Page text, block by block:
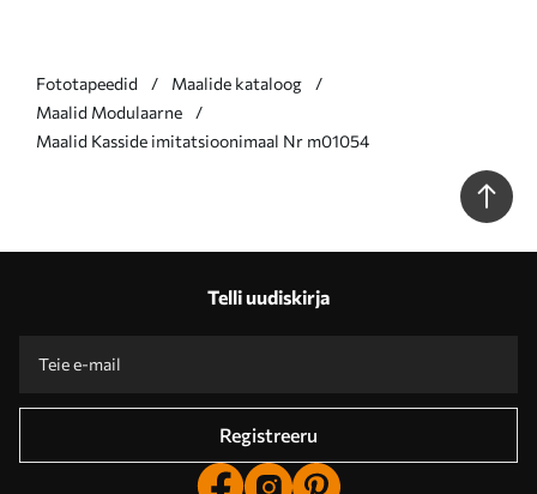
Fototapeedid
Maalide kataloog
Maalid Modulaarne
Maalid Kasside imitatsioonimaal Nr m01054
Telli uudiskirja
Registreeru